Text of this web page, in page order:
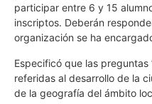
participar entre 6 y 15
inscriptos. Deberán
organización se ha
Especificó que las
referidas al desarrollo de la
de la geografía del ámbito